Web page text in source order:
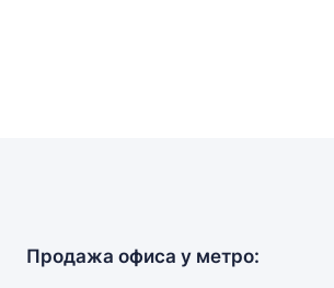
Продажа офиса у метро: